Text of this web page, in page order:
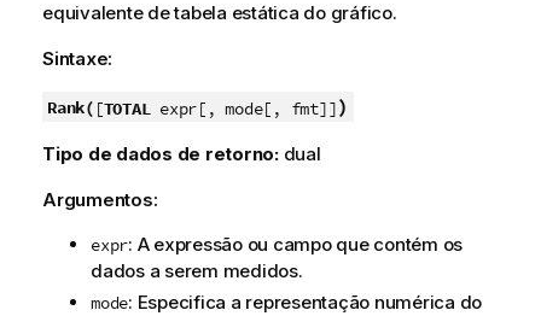
equivalente de tabela estática do gráfico.
Sintaxe:
Rank( [TOTALexpr[, mode[, fmt]])
Tipo de dados de retorno: dual
Argumentos:
expr: A expressão ou campo que contém os
dados a serem medidos.
mode: Especifica a representação numérica do